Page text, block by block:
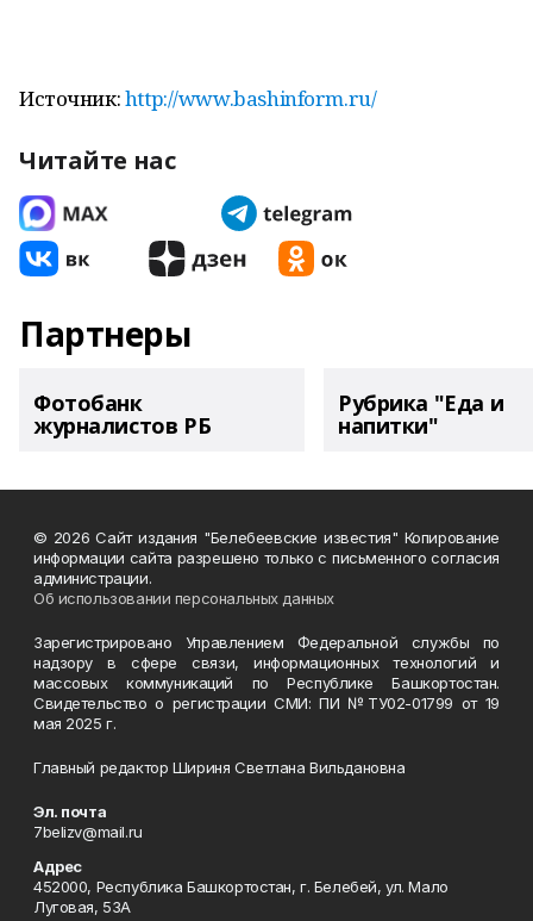
Источник:http://www.bashinform.ru/
Читайте нас
Партнеры
Фотобанк
журналистов РБ
Рубрика "Еда и
напитки"
© 2026 Сайт издания "Белебеевские известия" Копирование
информации сайта разрешено только с письменного согласия
администрации.
Об использовании персональных данных
Зарегистрировано Управлением Федеральной службы по
надзору в сфере связи, информационных технологий и
массовых коммуникаций по Республике Башкортостан.
Свидетельство о регистрации СМИ: ПИ №ТУ02-01799 от 19
мая 2025 г.
Главный редактор Шириня Светлана Вильдановна
Эл. почта
7belizv@mail.ru
Адрес
452000, Республика Башкортостан, г. Белебей, ул. Мало
Луговая, 53А